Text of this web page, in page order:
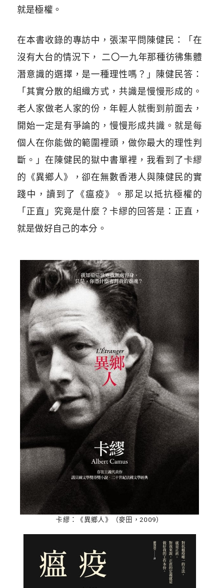
就是極權。
在本書收錄的專訪中，張潔平問陳健民：「在
沒有大台的情況下， 二〇一九年那種彷彿集體
潛意識的選擇，是一種理性嗎？」陳健民答：
「其實分散的組織方式，共識是慢慢形成的。
老人家做老人家的份，年輕人就衝到前面去，
開始一定是有爭論的，慢慢形成共識。就是每
個人在你能做的範圍裡頭，做你最大的理性判
斷。」在陳健民的獄中書單裡，我看到了卡繆
的《異鄉人》，卻在無數香港人與陳健民的實
踐中，讀到了《瘟疫》。那足以抵抗極權的
「正直」究竟是什麼？卡繆的回答是：正直，
就是做好自己的本分。
卡繆：《異鄉人》（麥田，2009）